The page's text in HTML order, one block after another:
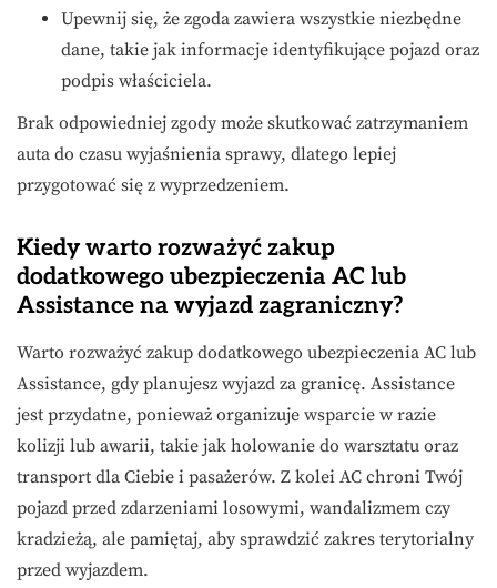
Upewnij się, że zgoda zawiera wszystkie niezbędne
dane, takie jak informacje identyfikujące pojazd oraz
podpis właściciela.
Brak odpowiedniej zgody może skutkować zatrzymaniem
auta do czasu wyjaśnienia sprawy, dlatego lepiej
przygotować się z wyprzedzeniem.
Kiedy warto rozważyć zakup
dodatkowego ubezpieczenia AC lub
Assistance na wyjazd zagraniczny?
Warto rozważyć zakup dodatkowego ubezpieczenia AC lub
Assistance, gdy planujesz wyjazd za granicę. Assistance
jest przydatne, ponieważ organizuje wsparcie w razie
kolizji lub awarii, takie jak holowanie do warsztatu oraz
transport dla Ciebie i pasażerów. Z kolei AC chroni Twój
pojazd przed zdarzeniami losowymi, wandalizmem czy
kradzieżą, ale pamiętaj, aby sprawdzić zakres terytorialny
przed wyjazdem.